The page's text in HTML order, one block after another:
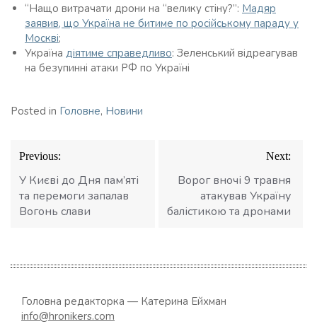
“Нащо витрачати дрони на “велику стіну?”: Мадяр
заявив, що Україна не битиме по російському параду у
Москві;
Україна діятиме справедливо: Зеленський відреагував
на безупинні атаки РФ по Україні
Posted in Головне, Новини
Навігація
записів
Previous:
У Києві до Дня пам’яті
та перемоги запалав
Вогонь слави
Next:
Ворог вночі 9 травня
атакував Україну
балістикою та дронами
Головна редакторка — Катерина Ейхман
info@hronikers.com